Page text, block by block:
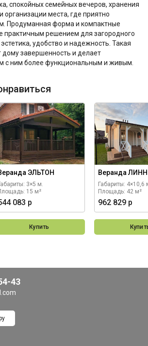
спокойных семейных вечеров, хранения
организации места, где приятно
Продуманная форма и компактные
практичным решением для загородного
удобство и надежность. Такая
завершенность и делает
с ним более функциональным и живым.
ЭЛЬТОН
3×5 м.
15 м²
083 р
Купить
Веранда
Габариты: 4×10,6
Площадь: 42 м²
962 829 р
43